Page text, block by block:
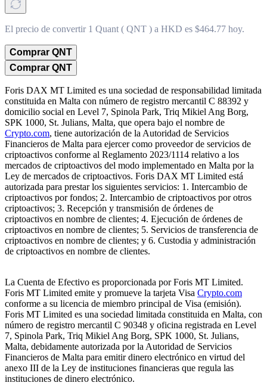
El precio de convertir 1 Quant ( QNT ) a HKD es $464.77 hoy.
Comprar QNT
Comprar QNT
Foris DAX MT Limited es una sociedad de responsabilidad limitada
constituida en Malta con número de registro mercantil C 88392 y
domicilio social en Level 7, Spinola Park, Triq Mikiel Ang Borg,
SPK 1000, St. Julians, Malta, que opera bajo el nombre de
Crypto.com, tiene autorización de la Autoridad de Servicios
Financieros de Malta para ejercer como proveedor de servicios de
criptoactivos conforme al Reglamento 2023/1114 relativo a los
mercados de criptoactivos del modo implementado en Malta por la
Ley de mercados de criptoactivos. Foris DAX MT Limited está
autorizada para prestar los siguientes servicios: 1. Intercambio de
criptoactivos por fondos; 2. Intercambio de criptoactivos por otros
criptoactivos; 3. Recepción y transmisión de órdenes de
criptoactivos en nombre de clientes; 4. Ejecución de órdenes de
criptoactivos en nombre de clientes; 5. Servicios de transferencia de
criptoactivos en nombre de clientes; y 6. Custodia y administración
de criptoactivos en nombre de clientes.
La Cuenta de Efectivo es proporcionada por Foris MT Limited.
Foris MT Limited emite y promueve la tarjeta Visa Crypto.com
conforme a su licencia de miembro principal de Visa (emisión).
Foris MT Limited es una sociedad limitada constituida en Malta, con
número de registro mercantil C 90348 y oficina registrada en Level
7, Spinola Park, Triq Mikiel Ang Borg, SPK 1000, St. Julians,
Malta, debidamente autorizada por la Autoridad de Servicios
Financieros de Malta para emitir dinero electrónico en virtud del
anexo III de la Ley de instituciones financieras que regula las
instituciones de dinero electrónico.